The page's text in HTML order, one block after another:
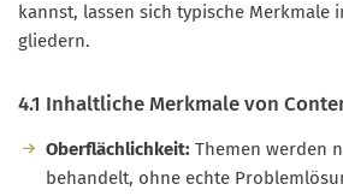
kannst, lassen sich typische Merkmale
gliedern.
4.1 Inhaltliche Merkmale von
Oberflächlichkeit: Themen werden
behandelt, ohne echte